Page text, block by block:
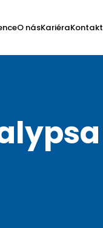
O násKariéraKontakt